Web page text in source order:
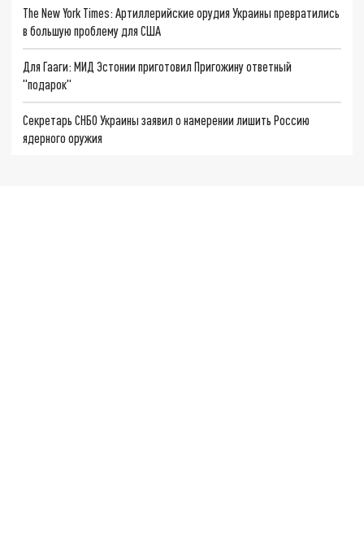
The New York Times: Артиллерийские орудия Украины превратились
в большую проблему для США
Для Гааги: МИД Эстонии приготовил Пригожину ответный
"подарок"
Секретарь СНБО Украины заявил о намерении лишить Россию
ядерного оружия